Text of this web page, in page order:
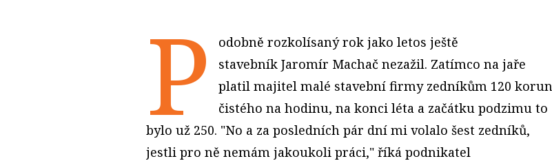
P
odobně rozkolísaný rok jako letos ještě
stavebník Jaromír Machač nezažil. Zatímco na jaře
platil majitel malé stavební firmy zedníkům 120 korun
čistého na hodinu, na konci léta a začátku podzimu to
bylo už 250. "No a za posledních pár dní mi volalo šest zedníků,
jestli pro ně nemám jakoukoli práci," říká podnikatel